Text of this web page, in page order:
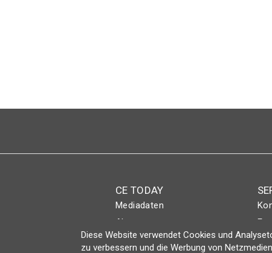
CE TODAY
Mediadaten
Abo
Magazin
Diese Website verwendet Cookies und
zu verbessern und die Werbung von